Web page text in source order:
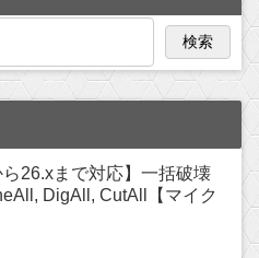
検索
ら26.xまで対応】一括破壊
DigAll, CutAll【マイク